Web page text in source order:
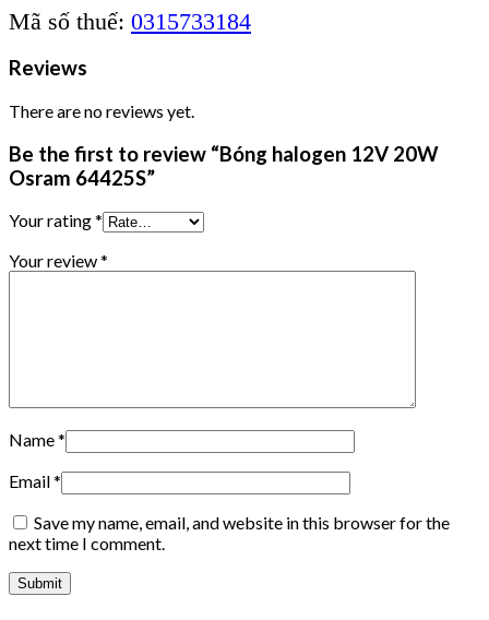
Mã số thuế: 0315733184
Reviews
There are no reviews yet.
Be the first to review “Bóng halogen 12V 20W
Osram 64425S”
Your rating*
Your review*
Name*
Email*
Save my name, email, and website in this browser for the
next time I comment.